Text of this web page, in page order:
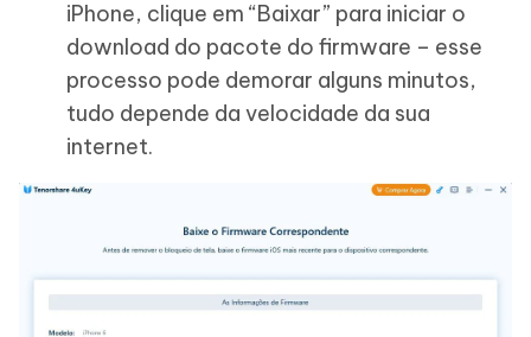
iPhone, clique em “Baixar” para iniciar o
download do pacote do firmware – esse
processo pode demorar alguns minutos,
tudo depende da velocidade da sua
internet.